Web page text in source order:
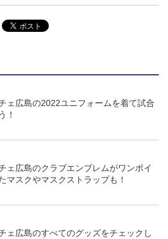
ェ広島の2022ユニフォームを着て試合
！
ェ広島のクラブエンブレムがワンポイ
マスクやマスクストラップも！
ェ広島のすべてのグッズをチェックし